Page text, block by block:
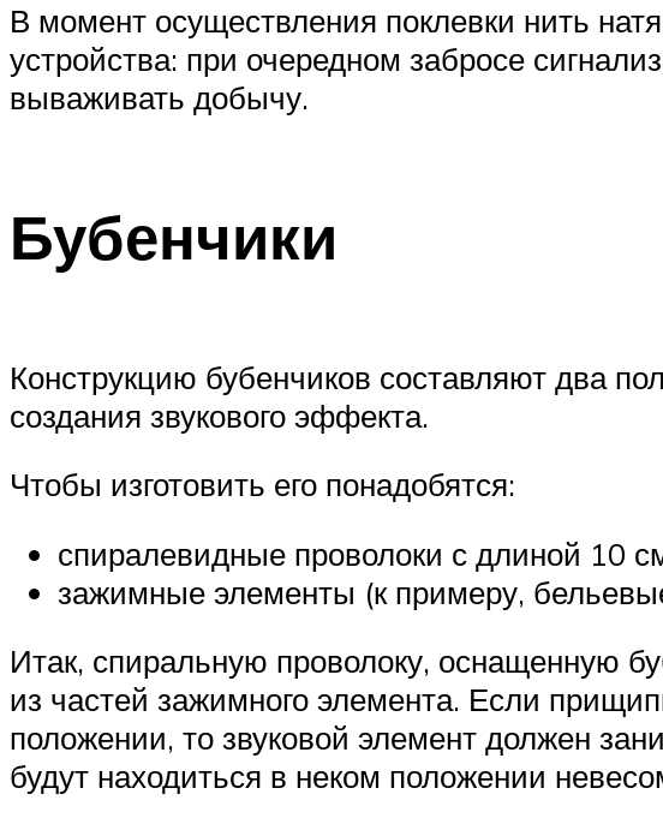
В момент осуществления поклевки нить
устройства: при очередном забросе
вываживать добычу.
Бубенчики
Конструкцию бубенчиков составляют два
создания звукового эффекта.
Чтобы изготовить его понадобятся:
спиралевидные проволоки с длиной 10
зажимные элементы (к примеру,
Итак, спиральную проволоку, оснащенную
из частей зажимного элемента. Если
положении, то звуковой элемент должен
будут находиться в неком положении